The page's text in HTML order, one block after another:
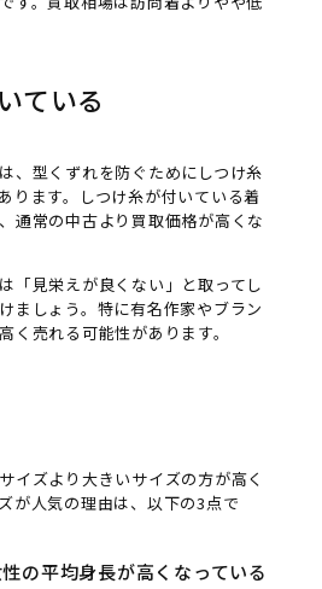
ている
、型くずれを防ぐためにしつけ糸
ります。しつけ糸が付いている着
通常の中古より買取価格が高くな
「見栄えが良くない」と取ってし
ましょう。特に有名作家やブラン
く売れる可能性があります。
イズより大きいサイズの方が高く
が人気の理由は、以下の3点で
の平均身長が高くなっている